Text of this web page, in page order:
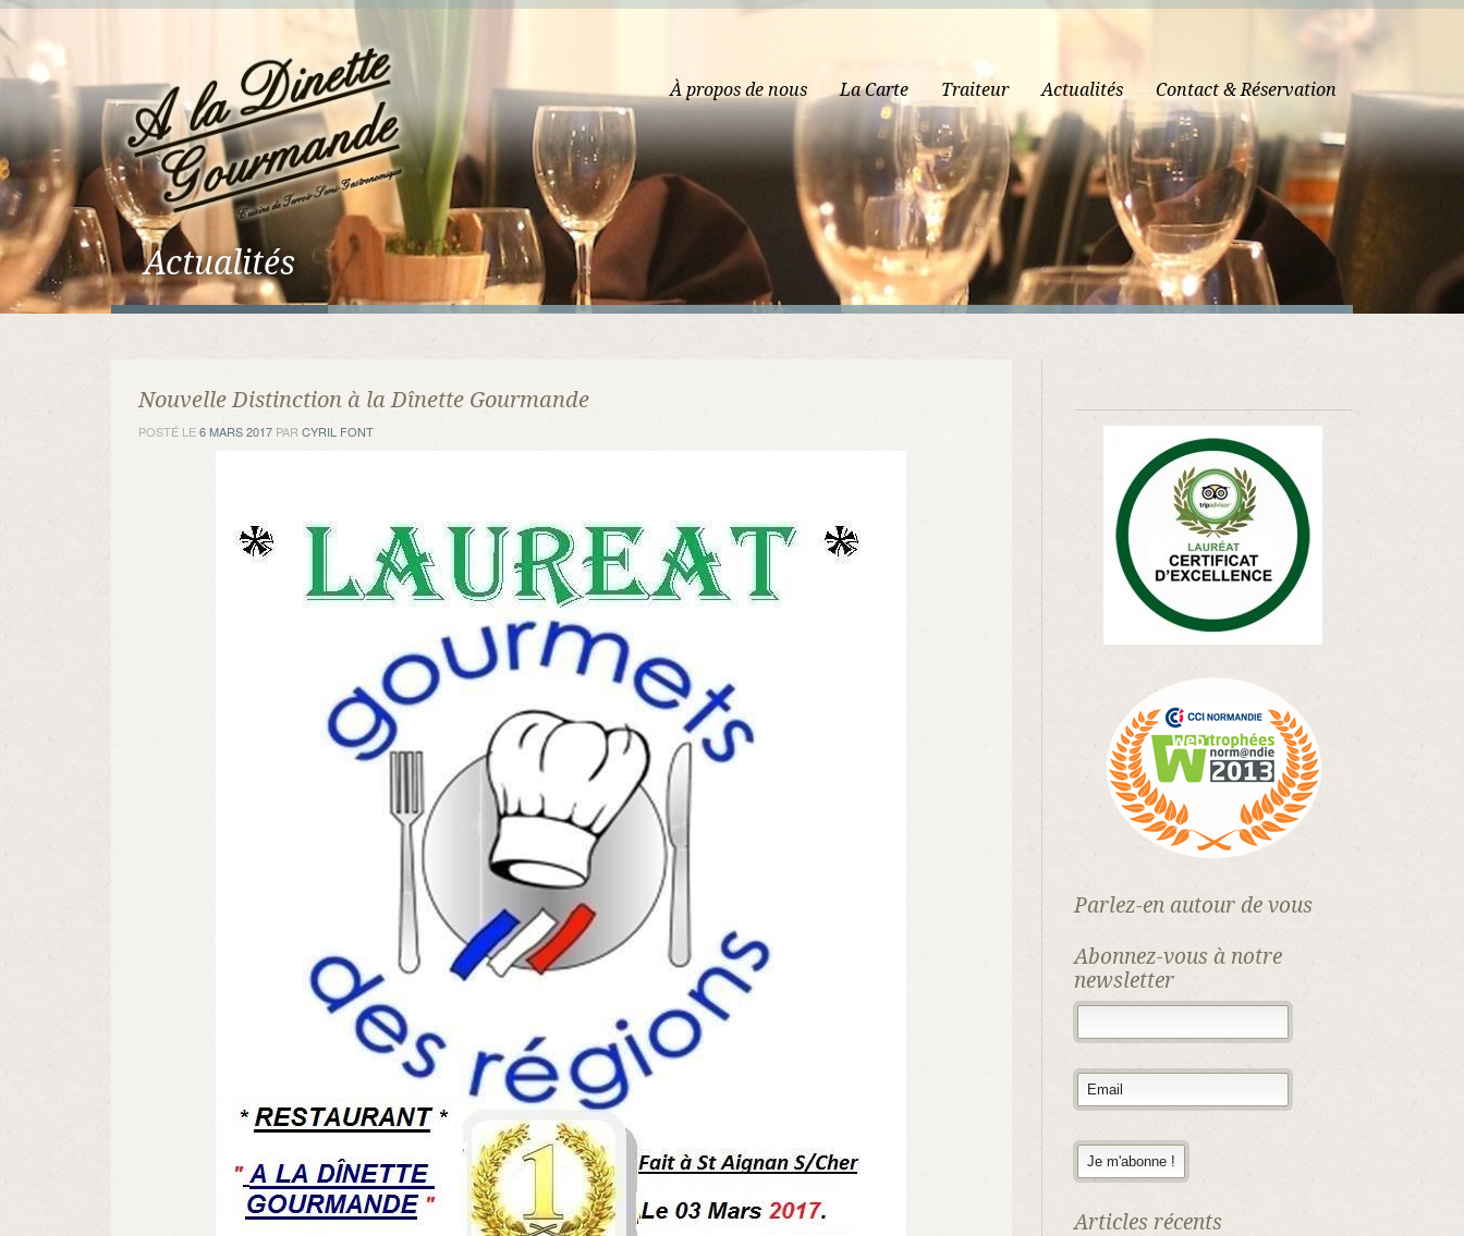
À propos de nous La Carte Traiteur Actualités Contact & Réservation
Actualités
Nouvelle Distinction à la Dînette Gourmande
POSTÉ LE6 MARS 2017 PAR CYRIL FONT
Parlez-en autour de vous
Abonnez-vous à notre
newsletter
Articles récents